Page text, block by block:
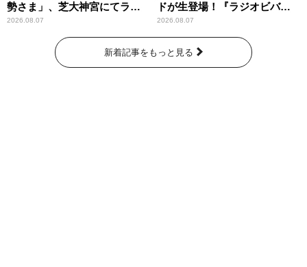
勢さま」、芝大神宮にてラン
パンプスが合格祈願！
2026.08.07
ドが生登場！『ラジオビバリ
ー昼ズ』
2026.08.07
新着記事をもっと見る